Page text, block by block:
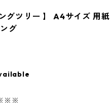
グツリー 】 A4サイズ 用紙
グ